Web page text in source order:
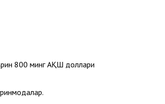
800 минг АҚШ доллари